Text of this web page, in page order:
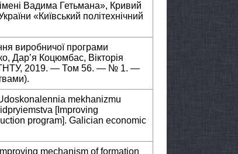
Вадима Гетьмана», Кривий
«Київський політехнічний
виробничої програми
Дар’я Коцюмбас, Вікторія
: ТНТУ, 2019. — Том 56. — № 1. —
mekhanizmu
[Improving
program]. Galician economic
mechanism of formation